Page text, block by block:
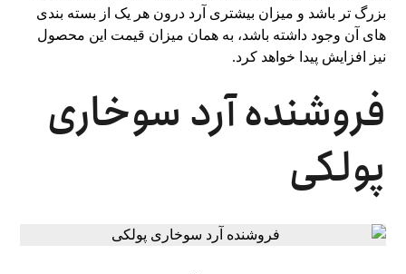
بزرگ تر باشد و میزان بیشتری آرد درون هر یک از بسته بندی
های آن وجود داشته باشد، به همان میزان قیمت این محصول
نیز افزایش پیدا خواهد کرد.
فروشنده آرد سوخاری
پولکی